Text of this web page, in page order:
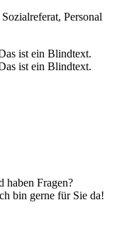
Personal
ist ein Blindtext.
ist ein Blindtext.
haben Fragen?
bin gerne für Sie da!